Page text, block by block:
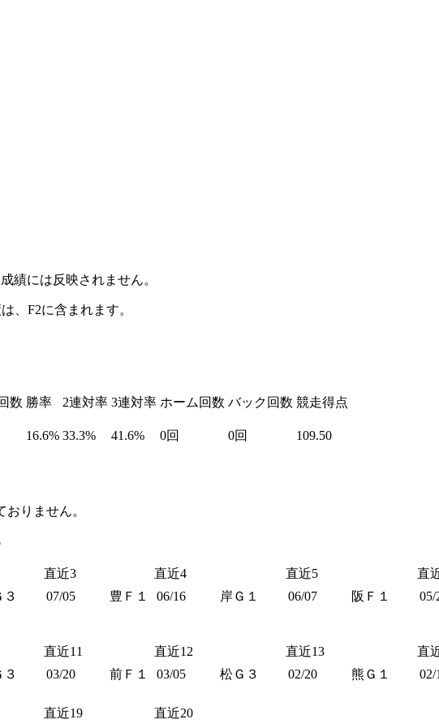
績には反映されません。
、F2に含まれます。
数 勝率 2連対率 3連対率 ホーム回数 バック回数 競走得点
16.6% 33.3% 41.6% 0回 0回 109.50
りません。
直近3 直近4 直近5 直
３ 07/05 豊Ｆ１ 06/16 岸Ｇ１ 06/07 阪Ｆ１ 05/
直近11 直近12 直近13 直
３ 03/20 前Ｆ１ 03/05 松Ｇ３ 02/20 熊Ｇ１ 02/
直近19
直近20